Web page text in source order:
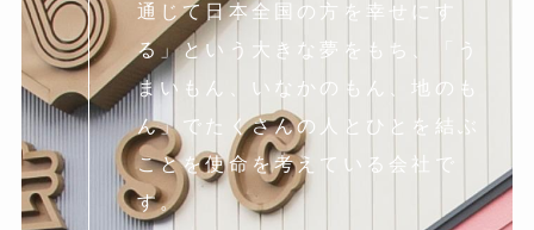
通じて日本全国の方を幸せにす
る」という大きな夢をもち、「う
まいもん、いなかのもん、地のも
ん」でたくさんの人とひとを結ぶ
ことを使命を考えている会社で
す。